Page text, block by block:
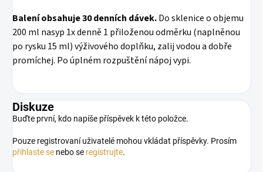
Balení obsahuje 30 denních dávek.Do sklenice o objemu
200 ml nasyp 1x denně 1 přiloženou odměrku (naplněnou
po rysku 15 ml) výživového doplňku, zalij vodou a dobře
promíchej. Po úplném rozpuštění nápoj vypi.
Diskuze
Buďte první, kdo napíše příspěvek k této položce.
Pouze registrovaní uživatelé mohou vkládat příspěvky. Prosím
přihlaste se nebo se registrujte.